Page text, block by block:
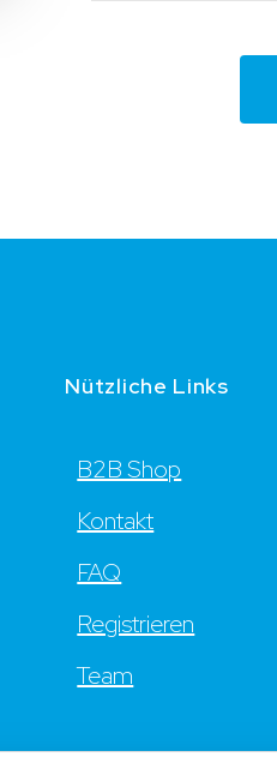
Nützliche Links
B2B Shop
Kontakt
FAQ
Registrieren
Team